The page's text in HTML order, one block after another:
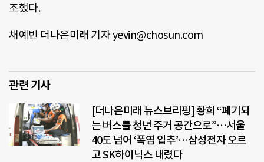
조했다.
채예빈 더나은미래 기자 yevin@chosun.com
관련 기사
[더나은미래 뉴스브리핑] 황희 “폐기되
는 버스를 청년 주거 공간으로”…서울
40도 넘어 ‘폭염 입추’…삼성전자 오르
고 SK하이닉스 내렸다